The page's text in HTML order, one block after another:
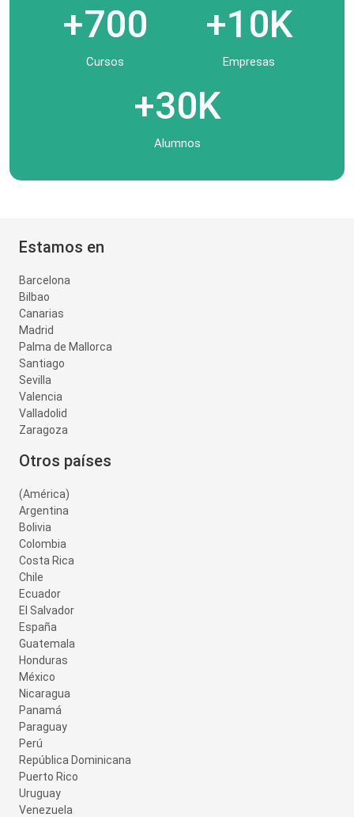
+700
Cursos
+10K
Empresas
+30K
Alumnos
Estamos en
Barcelona
Bilbao
Canarias
Madrid
Palma de Mallorca
Santiago
Sevilla
Valencia
Valladolid
Zaragoza
Otros países
(América)
Argentina
Bolivia
Colombia
Costa Rica
Chile
Ecuador
El Salvador
España
Guatemala
Honduras
México
Nicaragua
Panamá
Paraguay
Perú
República Dominicana
Puerto Rico
Uruguay
Venezuela